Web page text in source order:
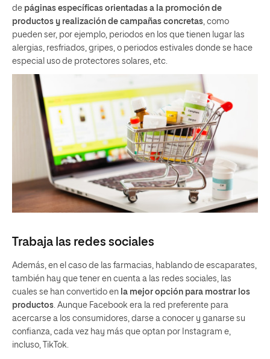
de páginas específicas orientadas a la promoción de
productos y realización de campañas concretas, como
pueden ser, por ejemplo, periodos en los que tienen lugar las
alergias, resfriados, gripes, o periodos estivales donde se hace
especial uso de protectores solares, etc.
Trabaja las redes sociales
Además, en el caso de las farmacias, hablando de escaparates,
también hay que tener en cuenta a las redes sociales, las
cuales se han convertido en la mejor opción para mostrar los
productos . Aunque Facebook era la red preferente para
acercarse a los consumidores, darse a conocer y ganarse su
confianza, cada vez hay más que optan por Instagram e,
incluso, TikTok.